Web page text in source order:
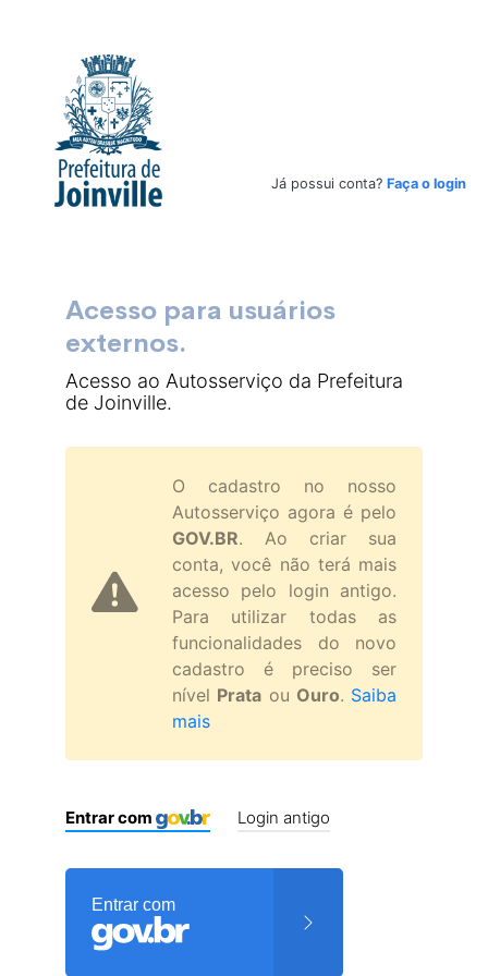
Já possui conta? Faça o login
Acesso para usuários
externos.
Acesso ao Autosserviço da Prefeitura
de Joinville.
O cadastro no nosso
Autosserviço agora é pelo
GOV.BR. Ao criar sua
conta, você não terá mais
acesso pelo login antigo.
Para utilizar todas as
funcionalidades do novo
cadastro é preciso ser
nível Prata ou Ouro. Saiba
mais
Entrar com Login antigo
Entrar com